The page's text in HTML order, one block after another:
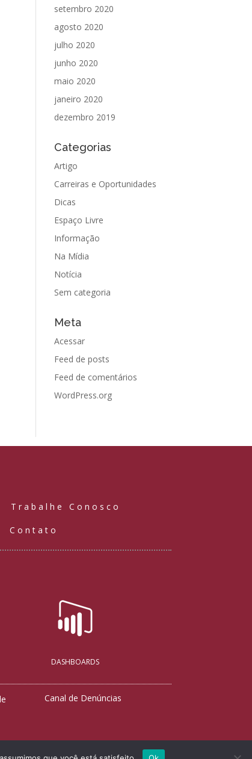
setembro 2020
agosto 2020
julho 2020
junho 2020
maio 2020
janeiro 2020
dezembro 2019
Categorias
Artigo
Carreiras e Oportunidades
Dicas
Espaço Livre
Informação
Na Mídia
Notícia
Sem categoria
Meta
Acessar
Feed de posts
Feed de comentários
WordPress.org
Trabalhe Conosco
Contato
DASHBOARDS
Canal de Denúncias